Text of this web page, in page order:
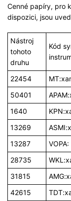
Cenné papíry, pro
dispozici, jsou
Nástroj
tohoto
druhu
Kód
22454
50401
1640
13269
13287
28735
31815
42615